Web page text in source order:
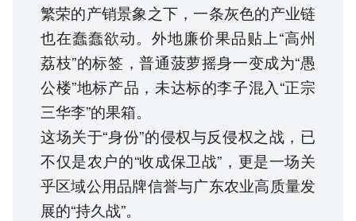
繁荣的产销景象之下，一条灰色的产业链
也在蠢蠢欲动。外地廉价果品贴上“高州
荔枝”的标签，普通菠萝摇身一变成为“愚
公楼”地标产品，未达标的李子混入“正宗
三华李”的果箱。
这场关于“身份”的侵权与反侵权之战，已
不仅是农户的“收成保卫战”，更是一场关
乎区域公用品牌信誉与广东农业高质量发
展的“持久战”。